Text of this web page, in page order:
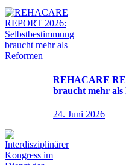
REHACARE
braucht mehr als
24. Juni 2026